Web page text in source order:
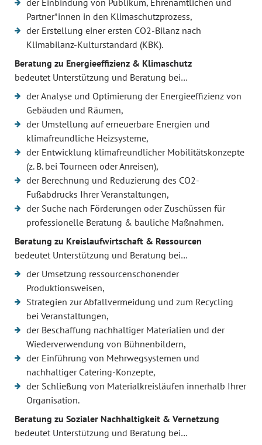
der Einbindung von Publikum, Ehrenamtlichen und
Partner*innen in den Klimaschutzprozess,
der Erstellung einer ersten CO2-Bilanz nach
Klimabilanz-Kulturstandard (KBK).
Beratung zu Energieeffizienz & Klimaschutz
bedeutet Unterstützung und Beratung bei…
der Analyse und Optimierung der Energieeffizienz von
Gebäuden und Räumen,
der Umstellung auf erneuerbare Energien und
klimafreundliche Heizsysteme,
der Entwicklung klimafreundlicher Mobilitätskonzepte
(z. B. bei Tourneen oder Anreisen),
der Berechnung und Reduzierung des CO2-
Fußabdrucks Ihrer Veranstaltungen,
der Suche nach Förderungen oder Zuschüssen für
professionelle Beratung & bauliche Maßnahmen.
Beratung zu Kreislaufwirtschaft & Ressourcen
bedeutet Unterstützung und Beratung bei…
der Umsetzung ressourcenschonender
Produktionsweisen,
Strategien zur Abfallvermeidung und zum Recycling
bei Veranstaltungen,
der Beschaffung nachhaltiger Materialien und der
Wiederverwendung von Bühnenbildern,
der Einführung von Mehrwegsystemen und
nachhaltiger Catering-Konzepte,
der Schließung von Materialkreisläufen innerhalb Ihrer
Organisation.
Beratung zu Sozialer Nachhaltigkeit & Vernetzung
bedeutet Unterstützung und Beratung bei…